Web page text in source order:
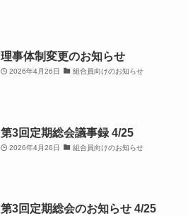
理事体制変更のお知らせ
2026年4月26日 組合員向けのお知らせ
第3回定期総会議事録 4/25
2026年4月26日 組合員向けのお知らせ
第3回定期総会のお知らせ 4/25